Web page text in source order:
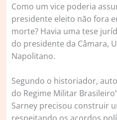
Como um vice poderia
presidente eleito não fora
morte? Havia uma tese
do presidente da Câmara,
Napolitano.
Segundo o historiador,
do Regime Militar
Sarney precisou construir